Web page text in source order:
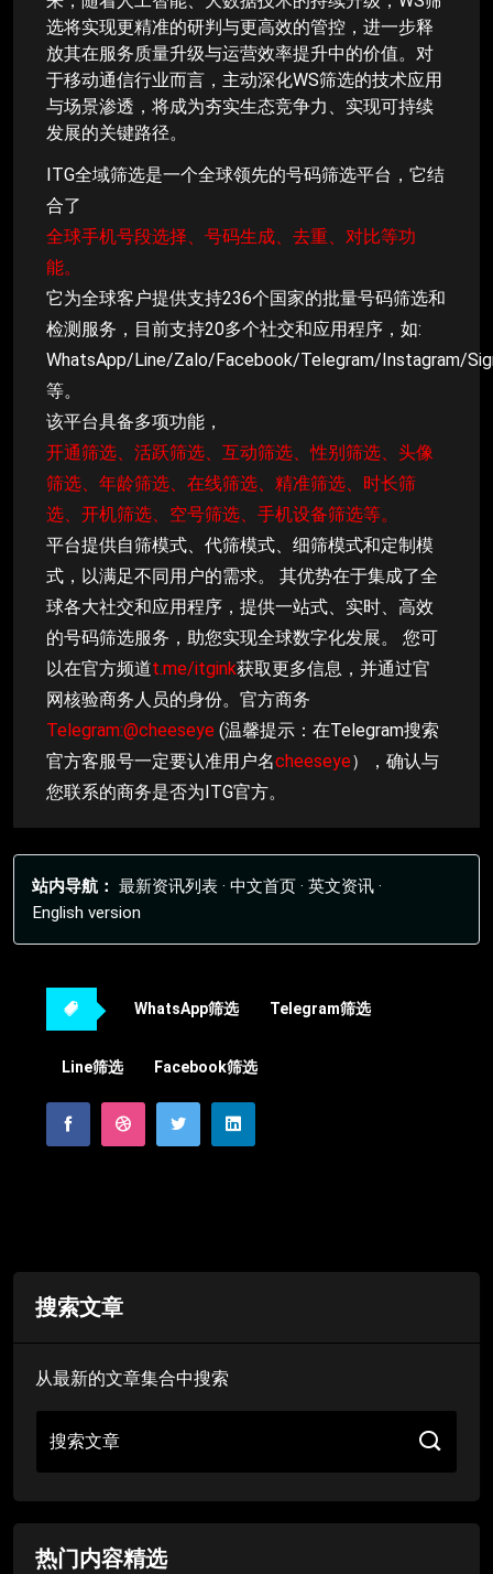
选将实现更精准的研判与更高效的管控，进一步释
放其在服务质量升级与运营效率提升中的价值。对
于移动通信行业而言，主动深化WS筛选的技术应用
与场景渗透，将成为夯实生态竞争力、实现可持续
发展的关键路径。
ITG全域筛选是一个全球领先的号码筛选平台，它结
合了
全球手机号段选择、号码生成、去重、对比等功
能。
它为全球客户提供支持236个国家的批量号码筛选和
检测服务，目前支持20多个社交和应用程序，如:
WhatsApp/Line/Zalo/Facebook/Telegram/Instagram/
等。
该平台具备多项功能，
开通筛选、活跃筛选、互动筛选、性别筛选、头像
筛选、年龄筛选、在线筛选、精准筛选、时长筛
选、开机筛选、空号筛选、手机设备筛选等。
平台提供自筛模式、代筛模式、细筛模式和定制模
式，以满足不同用户的需求。 其优势在于集成了全
球各大社交和应用程序，提供一站式、实时、高效
的号码筛选服务，助您实现全球数字化发展。 您可
以在官方频道t.me/itgink获取更多信息，并通过官
网核验商务人员的身份。官方商务
Telegram:@cheeseye (温馨提示：在Telegram搜索
官方客服号一定要认准用户名cheeseye），确认与
您联系的商务是否为ITG官方。
站内导航： 最新资讯列表 · 中文首页 · 英文资讯 ·
English version
WhatsApp筛选 Telegram筛选
Line筛选 Facebook筛选
搜索文章
从最新的文章集合中搜索
搜索文章
热门内容精选